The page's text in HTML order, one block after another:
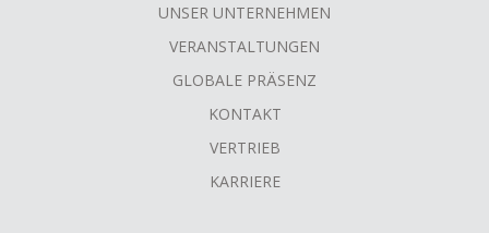
UNSER UNTERNEHMEN
VERANSTALTUNGEN
GLOBALE PRÄSENZ
KONTAKT
VERTRIEB
KARRIERE